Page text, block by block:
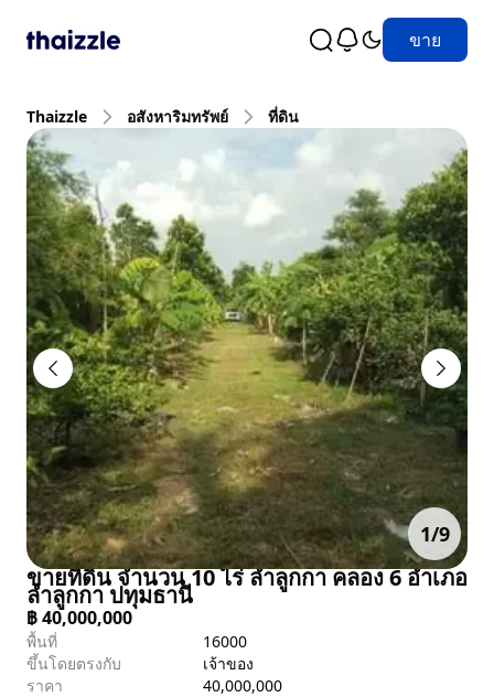
ขาย
Thaizzle อสังหาริมทรัพย์ ที่ดิน
1/9
ขายที่ดิน จำนวน 10 ไร่ ลำลูกกา คลอง 6 อำเภอ
ลำลูกกา ปทุมธานี
฿40,000,000
พื้นที่
16000
ขึ้นโดยตรงกับ
เจ้าของ
ราคา
40,000,000